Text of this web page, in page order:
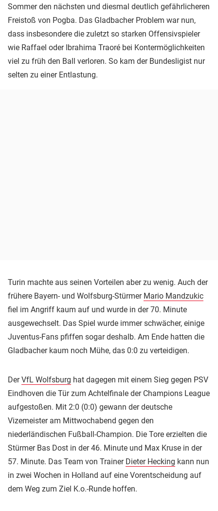
Sommer den nächsten und diesmal deutlich gefährlicheren
Freistoß von Pogba. Das Gladbacher Problem war nun,
dass insbesondere die zuletzt so starken Offensivspieler
wie Raffael oder Ibrahima Traoré bei Kontermöglichkeiten
viel zu früh den Ball verloren. So kam der Bundesligist nur
selten zu einer Entlastung.
Turin machte aus seinen Vorteilen aber zu wenig. Auch der
frühere Bayern- und Wolfsburg-Stürmer Mario Mandzukic
fiel im Angriff kaum auf und wurde in der 70. Minute
ausgewechselt. Das Spiel wurde immer schwächer, einige
Juventus-Fans pfiffen sogar deshalb. Am Ende hatten die
Gladbacher kaum noch Mühe, das 0:0 zu verteidigen.
DerVfL Wolfsburg hat dagegen mit einem Sieg gegen PSV
Eindhoven die Tür zum Achtelfinale der Champions League
aufgestoßen. Mit 2:0 (0:0) gewann der deutsche
Vizemeister am Mittwochabend gegen den
niederländischen Fußball-Champion. Die Tore erzielten die
Stürmer Bas Dost in der 46. Minute und Max Kruse in der
57. Minute. Das Team von Trainer Dieter Hecking kann nun
in zwei Wochen in Holland auf eine Vorentscheidung auf
dem Weg zum Ziel K.o.-Runde hoffen.